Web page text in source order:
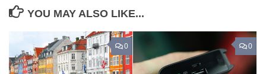
YOU MAY ALSO LIKE...
0 0